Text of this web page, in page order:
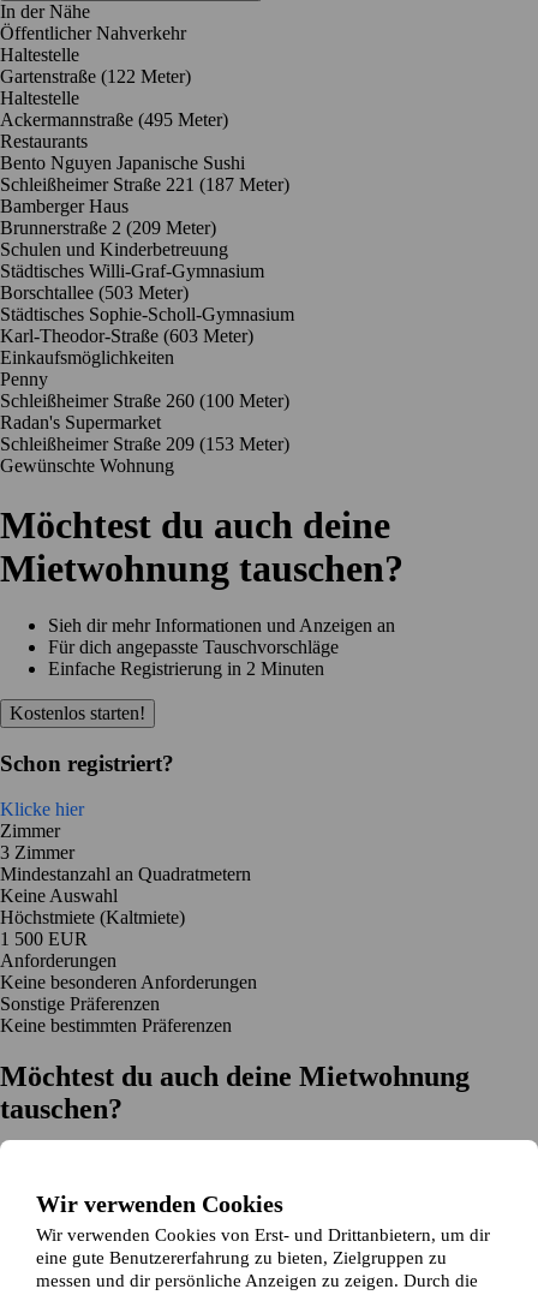
Wir verwenden Cookies
Wir verwenden Cookies von Erst- und Drittanbietern, um dir
eine gute Benutzererfahrung zu bieten, Zielgruppen zu
messen und dir persönliche Anzeigen zu zeigen. Durch die
In der Nähe
Öffentlicher Nahverkehr
Haltestelle
Gartenstraße (122 Meter)
Haltestelle
Ackermannstraße (495 Meter)
Restaurants
Bento Nguyen Japanische Sushi
Schleißheimer Straße 221 (187 Meter)
Bamberger Haus
Brunnerstraße 2 (209 Meter)
Schulen und Kinderbetreuung
Städtisches Willi-Graf-Gymnasium
Borschtallee (503 Meter)
Städtisches Sophie-Scholl-Gymnasium
Karl-Theodor-Straße (603 Meter)
Einkaufsmöglichkeiten
Penny
Schleißheimer Straße 260 (100 Meter)
Radan's Supermarket
Schleißheimer Straße 209 (153 Meter)
Gewünschte Wohnung
Möchtest du auch deine
Mietwohnung tauschen?
Sieh dir mehr Informationen und Anzeigen an
Für dich angepasste Tauschvorschläge
Einfache Registrierung in 2 Minuten
Kostenlos starten!
Schon registriert?
Klicke hier
Zimmer
3 Zimmer
Mindestanzahl an Quadratmetern
Keine Auswahl
Höchstmiete (Kaltmiete)
1 500 EUR
Anforderungen
Keine besonderen Anforderungen
Sonstige Präferenzen
Keine bestimmten Präferenzen
Möchtest du auch deine Mietwohnung
tauschen?
Einfache Registrierung in 2 Minuten
Jetzt gratis loslegen
Loslegen
Jetzt gratis loslegen Anzeigen suchenAnmelden